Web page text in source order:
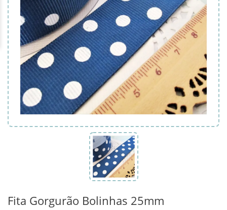
Fita Gorgurão Bolinhas 25mm